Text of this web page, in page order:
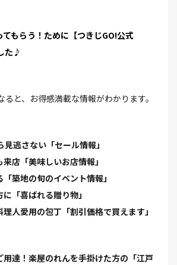
もらう！ために【つきじGO!公式
た♪
と、お得感満載な情報がわかります。
見逃さない「セール情報」
来店「美味しいお店情報」
「築地の旬のイベント情報」
に「喜ばれる贈り物」
理人愛用の包丁「割引価格で買えます」
用達！楽屋のれんを手掛けた方の「江戸